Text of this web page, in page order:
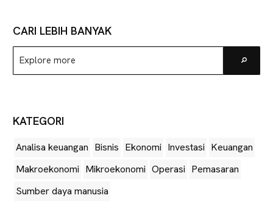
CARI LEBIH BANYAK
Explore
more
KATEGORI
Analisa keuangan Bisnis Ekonomi Investasi Keuangan
Makroekonomi Mikroekonomi Operasi Pemasaran
Sumber daya manusia